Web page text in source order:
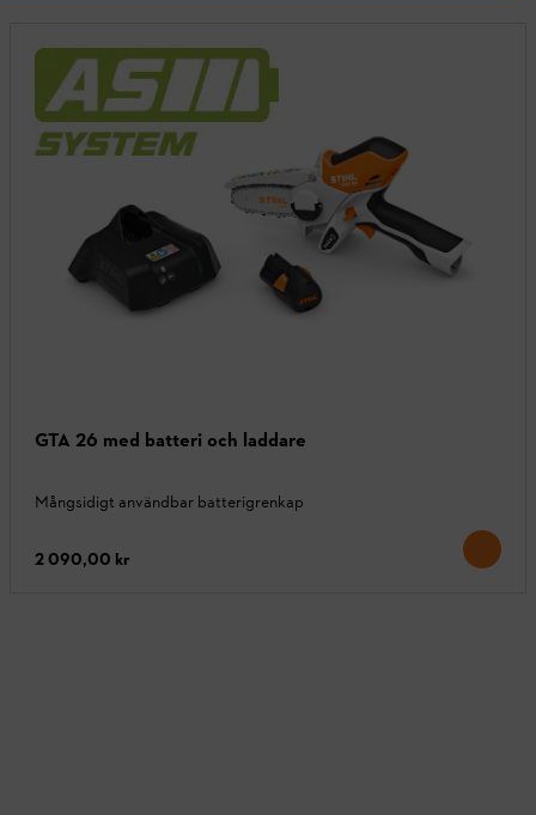
GTA 26 med batteri och laddare
Mångsidigt användbar batterigrenkap
2 090,00 kr